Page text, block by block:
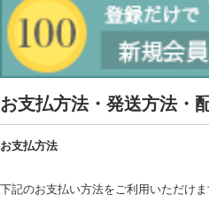
お支払方法・発送方法・
お支払方法
下記のお支払い方法をご利用いただけま